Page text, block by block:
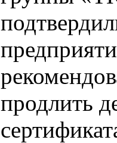
продлить